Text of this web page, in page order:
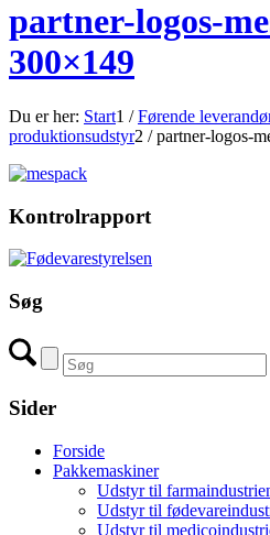
partner-logos-
300×149
Du er her: Start1 / Førende
produktionsudstyr2 / partner-logos-
Kontrolrapport
Søg
Sider
Forside
Pakkemaskiner
Udstyr til
Udstyr til
Udstyr til